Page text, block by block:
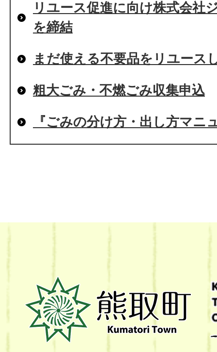
リユース促進に向け株式会社
を締結
まだ使える不要品をリユース
粗大ごみ・不燃ごみ収集申込
『ごみの分け方・出し方マニ
熊
取
町
Kumatori